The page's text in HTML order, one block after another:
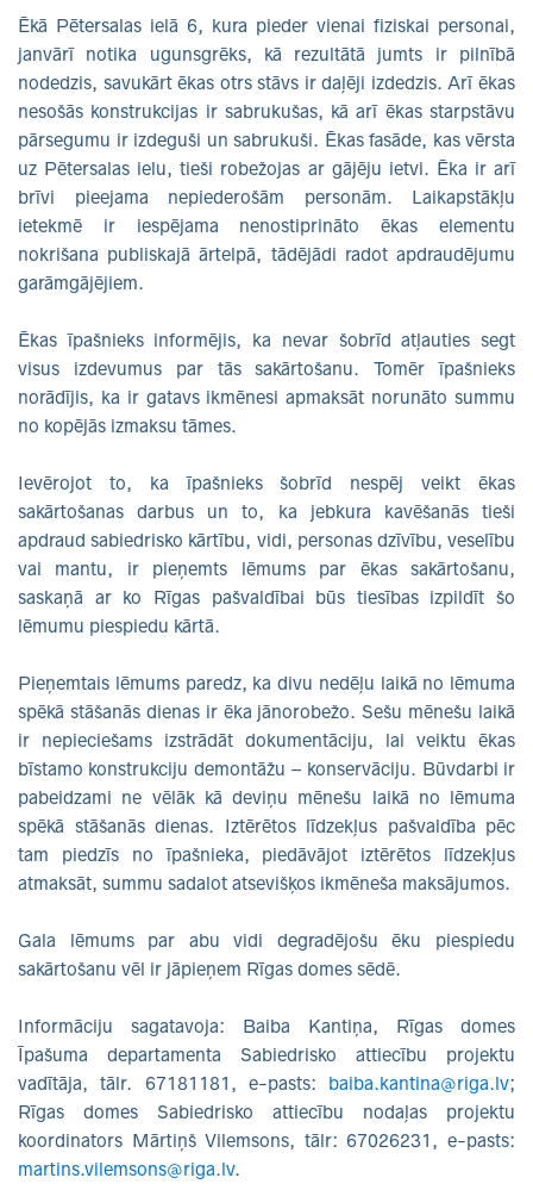
Ēkā Pētersalas ielā 6, kura pieder vienai fiziskai personai,
janvārī notika ugunsgrēks, kā rezultātā jumts ir pilnībā
nodedzis, savukārt ēkas otrs stāvs ir daļēji izdedzis. Arī ēkas
nesošās konstrukcijas ir sabrukušas, kā arī ēkas starpstāvu
pārsegumu ir izdeguši un sabrukuši. Ēkas fasāde, kas vērsta
uz Pētersalas ielu, tieši robežojas ar gājēju ietvi. Ēka ir arī
brīvi pieejama nepiederošām personām. Laikapstākļu
ietekmē ir iespējama nenostiprināto ēkas elementu
nokrišana publiskajā ārtelpā, tādējādi radot apdraudējumu
garāmgājējiem.
Ēkas īpašnieks informējis, ka nevar šobrīd atļauties segt
visus izdevumus par tās sakārtošanu. Tomēr īpašnieks
norādījis, ka ir gatavs ikmēnesi apmaksāt norunāto summu
no kopējās izmaksu tāmes.
Ievērojot to, ka īpašnieks šobrīd nespēj veikt ēkas
sakārtošanas darbus un to, ka jebkura kavēšanās tieši
apdraud sabiedrisko kārtību, vidi, personas dzīvību, veselību
vai mantu, ir pieņemts lēmums par ēkas sakārtošanu,
saskaņā ar ko Rīgas pašvaldībai būs tiesības izpildīt šo
lēmumu piespiedu kārtā.
Pieņemtais lēmums paredz, ka divu nedēļu laikā no lēmuma
spēkā stāšanās dienas ir ēka jānorobežo. Sešu mēnešu laikā
ir nepieciešams izstrādāt dokumentāciju, lai veiktu ēkas
bīstamo konstrukciju demontāžu – konservāciju. Būvdarbi ir
pabeidzami ne vēlāk kā deviņu mēnešu laikā no lēmuma
spēkā stāšanās dienas. Iztērētos līdzekļus pašvaldība pēc
tam piedzīs no īpašnieka, piedāvājot iztērētos līdzekļus
atmaksāt, summu sadalot atsevišķos ikmēneša maksājumos.
Gala lēmums par abu vidi degradējošu ēku piespiedu
sakārtošanu vēl ir jāpieņem Rīgas domes sēdē.
Informāciju sagatavoja: Baiba Kantiņa, Rīgas domes
Īpašuma departamenta Sabiedrisko attiecību projektu
vadītāja, tālr. 67181181, e-pasts: baiba.kantina@riga.lv;
Rīgas domes Sabiedrisko attiecību nodaļas projektu
koordinators Mārtiņš Vilemsons, tālr: 67026231, e-pasts:
martins.vilemsons@riga.lv.